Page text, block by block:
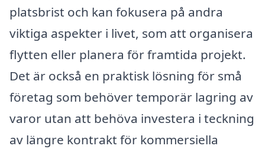
platsbrist och kan fokusera på andra
viktiga aspekter i livet, som att organisera
flytten eller planera för framtida projekt.
Det är också en praktisk lösning för små
företag som behöver temporär lagring av
varor utan att behöva investera i teckning
av längre kontrakt för kommersiella